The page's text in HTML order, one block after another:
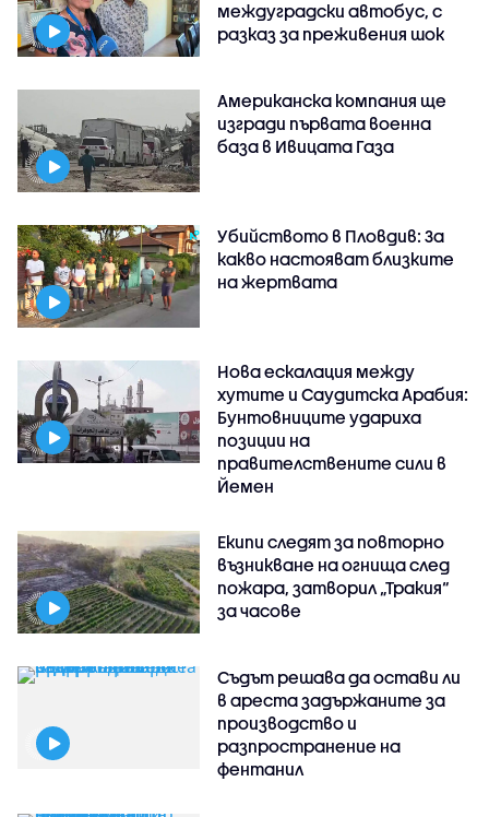
междуградски автобус, с
разказ за преживения шок
Американска компания ще
изгради първата военна
база в Ивицата Газа
Убийството в Пловдив: За
какво настояват близките
на жертвата
Нова ескалация между
хутите и Саудитска Арабия:
Бунтовниците удариха
позиции на
правителствените сили в
Йемен
Екипи следят за повторно
възникване на огнища след
пожара, затворил „Тракия“
за часове
Съдът решава да остави ли
в ареста задържаните за
производство и
разпространение на
фентанил